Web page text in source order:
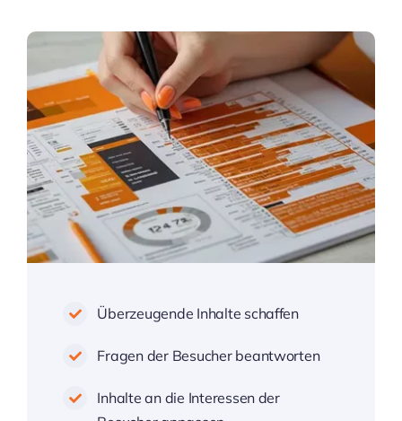
Überzeugende Inhalte schaffen
Fragen der Besucher beantworten
Inhalte an die Interessen der